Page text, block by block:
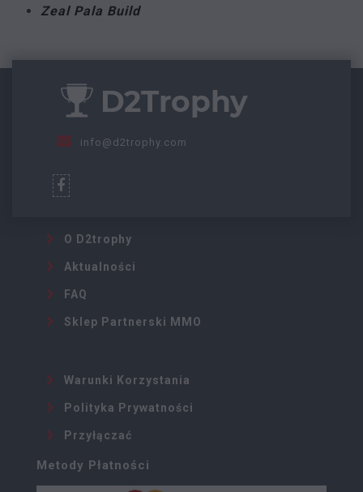
Zeal Pala Build
info@d2trophy.com
O D2trophy
Aktualności
FAQ
Sklep Partnerski MMO
Warunki Korzystania
Polityka Prywatności
Przyłączać
Metody Płatności